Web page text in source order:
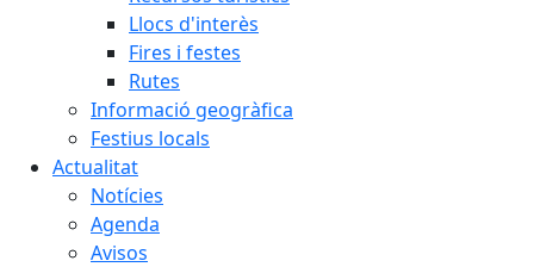
Llocs d'interès
Fires i festes
Rutes
Informació geogràfica
Festius locals
Actualitat
Notícies
Agenda
Avisos